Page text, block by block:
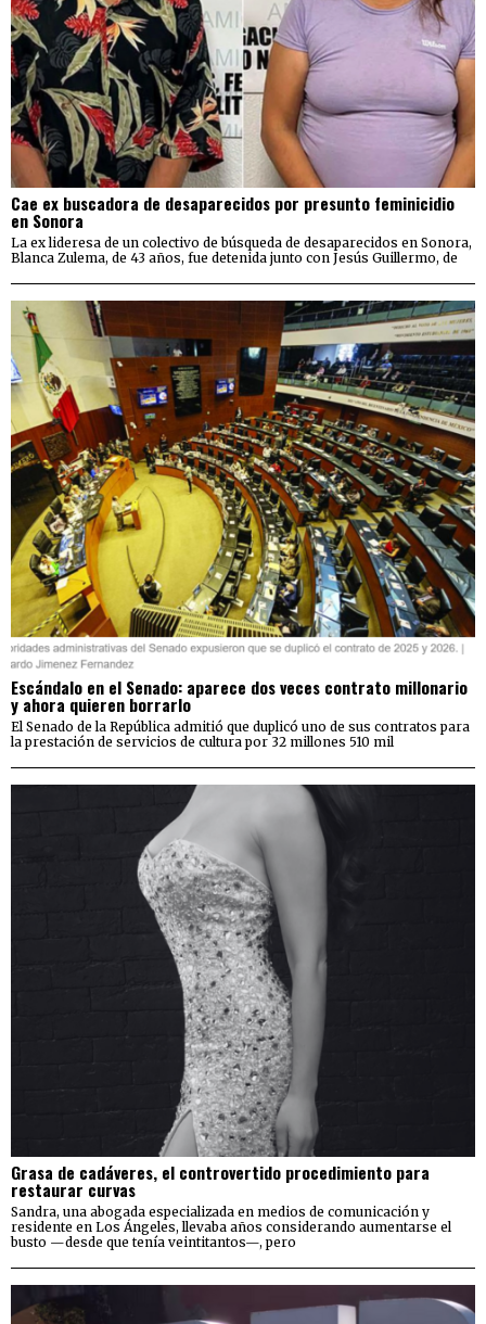
Cae ex buscadora de desaparecidos por presunto feminicidio
en Sonora
La ex lideresa de un colectivo de búsqueda de desaparecidos en Sonora,
Blanca Zulema, de 43 años, fue detenida junto con Jesús Guillermo, de
Escándalo en el Senado: aparece dos veces contrato millonario
y ahora quieren borrarlo
El Senado de la República admitió que duplicó uno de sus contratos para
la prestación de servicios de cultura por 32 millones 510 mil
Grasa de cadáveres, el controvertido procedimiento para
restaurar curvas
Sandra, una abogada especializada en medios de comunicación y
residente en Los Ángeles, llevaba años considerando aumentarse el
busto —desde que tenía veintitantos—, pero